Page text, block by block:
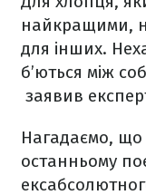
найкращими,
для інших.
б’ються між
заявив
Нагадаємо,
останньому